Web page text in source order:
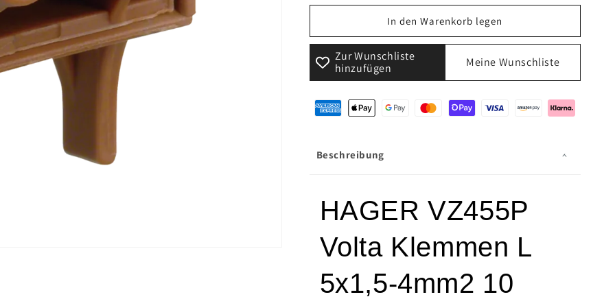
Menge
HAGER
VZ455P
Volta
Klemmen
5x1,5-
Stück
Menge
für
HAGER
VZ455P
Volta
Klemmen
5x1,5-
In den Warenkorb legen
Zur Wunschliste
hinzufügen
Meine Wunschliste
Beschreibung
HAGER VZ455P
Volta Klemmen L
5x1,5-4mm2 10